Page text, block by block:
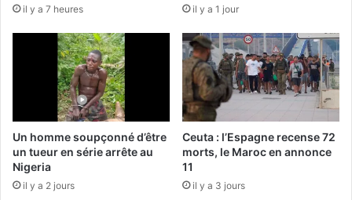
il y a 7 heures il y a 1 jour
Un homme soupçonné d’être
un tueur en série arrête au
Nigeria
il y a 2 jours
Ceuta : l’Espagne recense 72
morts, le Maroc en annonce
11
il y a 3 jours